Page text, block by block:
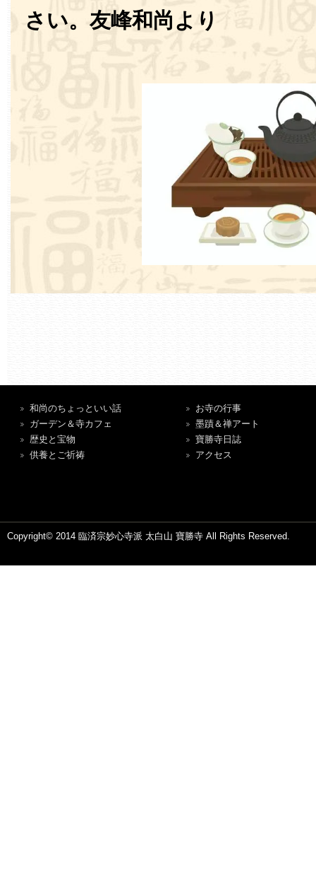
さい。友峰和尚より
和尚のちょっといい話
ガーデン＆寺カフェ
歴史と宝物
供養とご祈祷
お寺の行事
墨蹟＆禅アート
寶勝寺日誌
アクセス
Copyright© 2014 臨済宗妙心寺派 太白山 寶勝寺 All Rights Reserved.